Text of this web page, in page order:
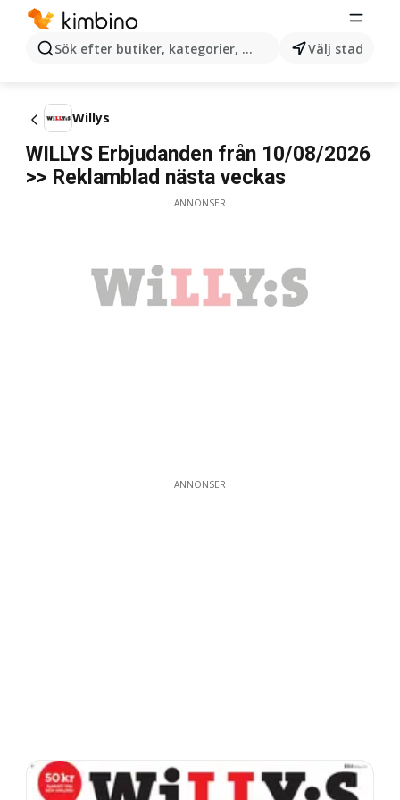
Sök efter butiker, kategorier, produkter...Välj stad
Willys
WILLYS Erbjudanden från 10/08/2026
>> Reklamblad nästa veckas
ANNONSER
ANNONSER